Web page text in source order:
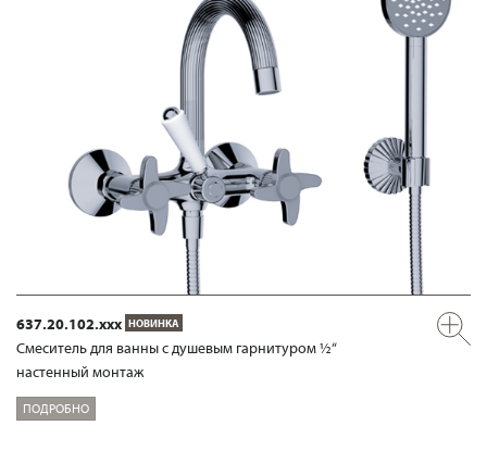
637.20.102.xxx НОВИНКА
Смеситель для ванны с душевым гарнитуром ½“
настенный монтаж
ПОДРОБНО